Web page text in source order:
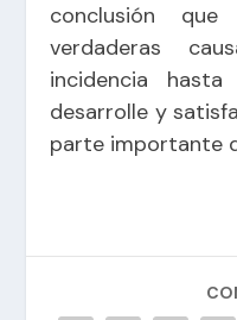
conclusión
verdaderas
incidencia
desarrolle y
parte importante